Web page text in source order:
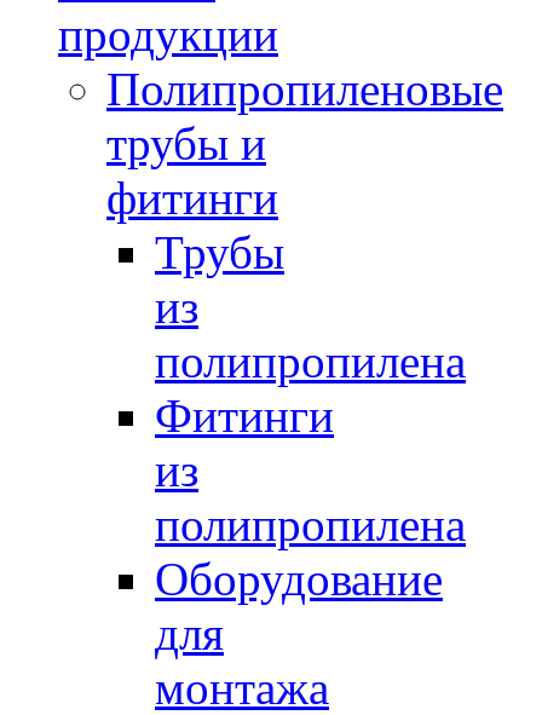
продукции
Полипропиленовые
трубы и
фитинги
Трубы
из
полипропилена
Фитинги
из
полипропилена
Оборудование
для
монтажа